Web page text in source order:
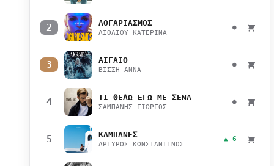
2 ΛΟΓΑΡΙΑΣΜΟΣ
ΛΙΟΛΙΟΥ ΚΑΤΕΡΙΝΑ
●
3 ΑΙΓΑΙΟ
ΒΙΣΣΗ ΑΝΝΑ
●
4 ΤΙ ΘΕΛΩ ΕΓΩ ΜΕ ΣΕΝΑ
ΣΑΜΠΑΝΗΣ ΓΙΩΡΓΟΣ
●
5 ΚΑΜΠΑΝΕΣ
ΑΡΓΥΡΟΣ ΚΩΝΣΤΑΝΤΙΝΟΣ
▲ 6